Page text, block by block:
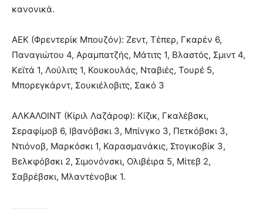
κανονικά.
ΑΕΚ (Φρεντερίκ Μπουζόν): Ζεντ, Τέπερ, Γκαρέν 6,
Παναγιώτου 4, Αραμπατζής, Μάτιτς 1, Βλαστός, Σμιντ 4,
Κεϊτά 1, Λούλιτς 1, Κουκουλάς, Νταβιές, Τουρέ 5,
Μπορεγκάρντ, Σουκιέλοβιτς, Σακό 3
ΑΛΚΑΛΟΙΝΤ (Κίριλ Λαζάροφ): Κίζικ, Γκαλέβσκι,
Σεραφίμοβ 6, Ιβανόβσκι 3, Μπίνγκο 3, Πετκόβσκι 3,
Ντιόνοβ, Μαρκόσκι 1, Καρασμανάκις, Στογικοβίκ 3,
Βελκφόβσκι 2, Σιμονόνσκι, Ολιβέιρα 5, Μίτεβ 2,
Σαβρέβσκι, Μλαντένοβικ 1.